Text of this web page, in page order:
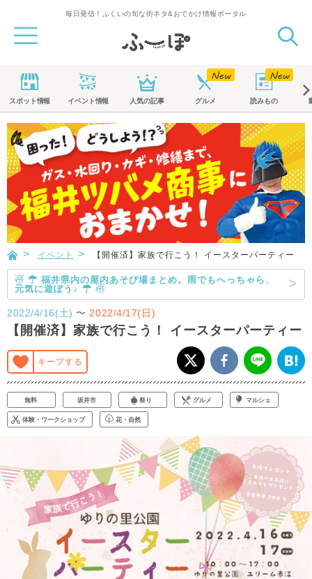
毎日発信！ふくいの旬な街ネタ&おでかけ情報ポータル
スポット情報 イベント情報 人気の記事 グルメ 読みもの
イベント 【開催済】家族で行こう！ イースターパーティー
☃ ☂ 福井県内の屋内あそび場まとめ。雨でもへっちゃら、
元気に遊ぼう♪ ☂ ☃
2022/4/16(土) 〜 2022/4/17(日)
【開催済】家族で行こう！ イースターパーティー
キープする
無料 坂井市 祭り グルメ マルシェ
体験・ワークショップ 花・自然